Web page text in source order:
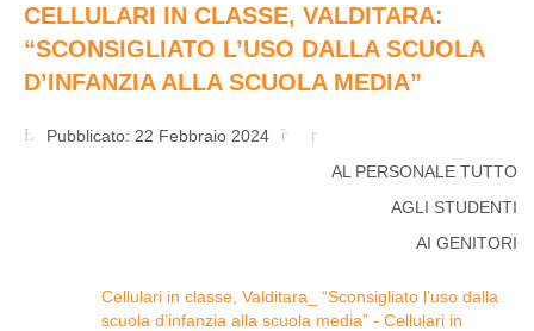
CELLULARI IN CLASSE, VALDITARA:
“SCONSIGLIATO L’USO DALLA SCUOLA
D’INFANZIA ALLA SCUOLA MEDIA”
Pubblicato: 22 Febbraio 2024
AL PERSONALE TUTTO
AGLI STUDENTI
AI GENITORI
Cellulari in classe, Valditara_ “Sconsigliato l’uso dalla
scuola d’infanzia alla scuola media” - Cellulari in